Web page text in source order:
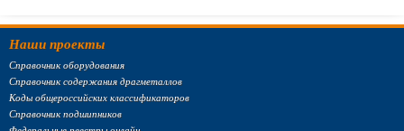
Наши проекты
Справочник оборудования
Справочник содержания драгметаллов
Коды общероссийских классификаторов
Справочник подшипников